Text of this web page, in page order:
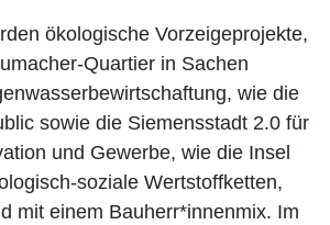
ökologische Vorzeigeprojekte,
Quartier in Sachen
wie die
sowie die Siemensstadt 2.0 für
und Gewerbe, wie die Insel
soziale Wertstoffketten,
mit einem Bauherr*innenmix. Im